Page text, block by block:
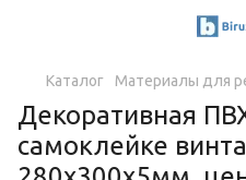
Каталог Материалы для
Декоративная
самоклейке